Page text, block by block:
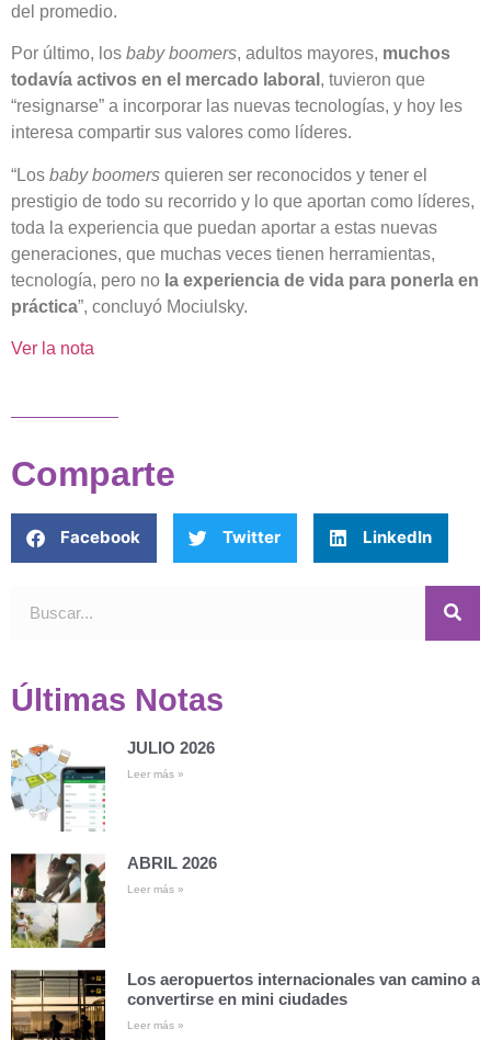
del promedio.
Por último, los baby boomers, adultos mayores, muchos
todavía activos en el mercado laboral , tuvieron que
“resignarse” a incorporar las nuevas tecnologías, y hoy les
interesa compartir sus valores como líderes.
“Los baby boomers quieren ser reconocidos y tener el
prestigio de todo su recorrido y lo que aportan como líderes,
toda la experiencia que puedan aportar a estas nuevas
generaciones, que muchas veces tienen herramientas,
tecnología, pero no la experiencia de vida para ponerla en
práctica”, concluyó Mociulsky.
Ver la nota
Comparte
Facebook Twitter LinkedIn
Últimas Notas
JULIO 2026
Leer más »
ABRIL 2026
Leer más »
Los aeropuertos internacionales van camino a
convertirse en mini ciudades
Leer más »